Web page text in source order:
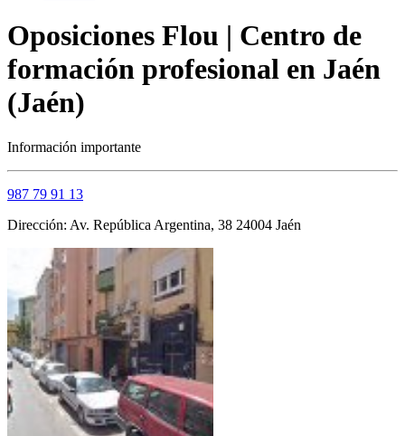
Oposiciones Flou | Centro de
formación profesional en Jaén
(Jaén)
Información importante
987 79 91 13
Dirección: Av. República Argentina, 38 24004 Jaén